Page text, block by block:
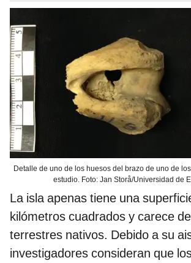
Detalle de uno de los huesos del brazo de uno de
estudio. Foto: Jan Storå/Universidad de
La isla apenas tiene una
kilómetros cuadrados y carece
terrestres nativos. Debido a su
investigadores consideran que